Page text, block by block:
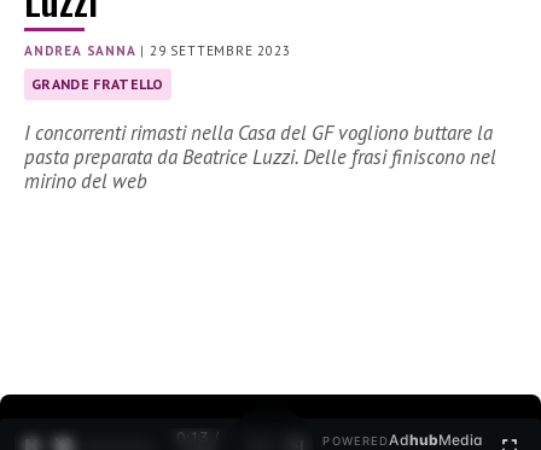
ANDREA SANNA |29 SETTEMBRE 2023
GRANDE FRATELLO
I concorrenti rimasti nella Casa del GF vogliono buttare la
pasta preparata da Beatrice Luzzi. Delle frasi finiscono nel
mirino del web
0:14 /
POWEREDAdhubMedia